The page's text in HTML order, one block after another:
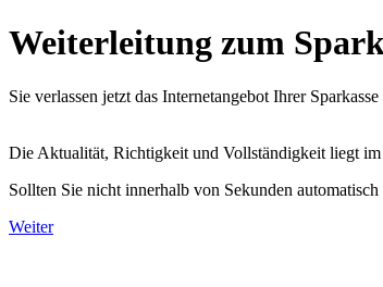
Weiterleitung zum
Sie verlassen jetzt das Internetangebot Ihrer
Die Aktualität, Richtigkeit und Vollständigkeit liegt
Sollten Sie nicht innerhalb von Sekunden
Weiter